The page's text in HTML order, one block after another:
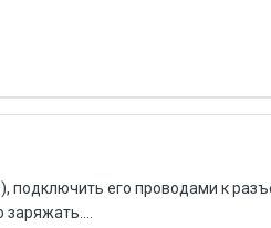
подключить его проводами к